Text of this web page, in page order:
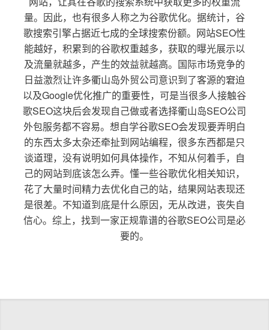
量。因此，也有很多人称之为谷歌优化。据统计，谷
歌搜索引擎占据近七成的全球搜索份额。网站SEO性
能越好，积累到的谷歌权重越多，获取的曝光展示以
及流量就越多，产生的效益就越高。国际市场竞争的
日益激烈让许多衢山岛外贸公司意识到了客源的窘迫
以及Google优化推广的重要性，可是当很多人接触谷
歌SEO这块后会发现自己做或者选择衢山岛SEO公司
外包服务都不容易。想自学谷歌SEO会发现要弄明白
的东西太多太杂还牵扯到网站编程，很多东西都是只
谈道理，没有说明如何具体操作，不知从何着手，自
己的网站到底该怎么弄。懂一些谷歌优化相关知识，
花了大量时间精力去优化自己的站，结果网站表现还
是很差。不知道到底是什么原因，无从改进，丧失自
信心。综上，找到一家正规靠谱的谷歌SEO公司是必
要的。